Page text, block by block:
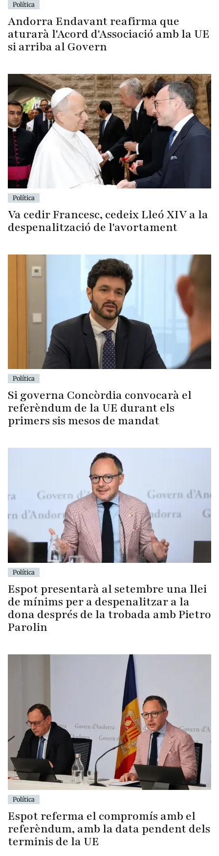
Política
Andorra Endavant reafirma que
aturarà l'Acord d'Associació amb la UE
si arriba al Govern
Política
Va cedir Francesc, cedeix Lleó XIV a la
despenalització de l'avortament
Política
Si governa Concòrdia convocarà el
referèndum de la UE durant els
primers sis mesos de mandat
Política
Espot presentarà al setembre una llei
de mínims per a despenalitzar a la
dona després de la trobada amb Pietro
Parolin
Política
Espot referma el compromís amb el
referèndum, amb la data pendent dels
terminis de la UE